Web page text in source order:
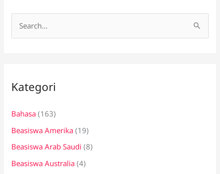
u
t
u
k
:
Kategori
Bahasa (163)
Beasiswa Amerika (19)
Beasiswa Arab Saudi (8)
Beasiswa Australia (4)